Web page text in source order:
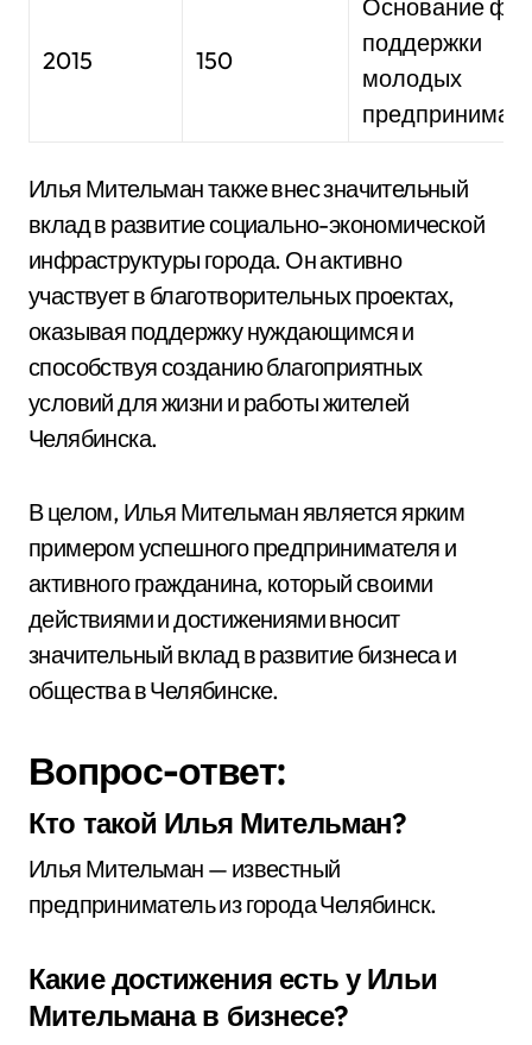
2015 150
Основание
поддержки
молодых
Илья Мительман также внес значительный
вклад в развитие социально-экономической
инфраструктуры города. Он активно
участвует в благотворительных проектах,
оказывая поддержку нуждающимся и
способствуя созданию благоприятных
условий для жизни и работы жителей
Челябинска.
В целом, Илья Мительман является ярким
примером успешного предпринимателя и
активного гражданина, который своими
действиями и достижениями вносит
значительный вклад в развитие бизнеса и
общества в Челябинске.
Вопрос-ответ:
Кто такой Илья Мительман?
Илья Мительман — известный
предприниматель из города Челябинск.
Какие достижения есть у Ильи
Мительмана в бизнесе?